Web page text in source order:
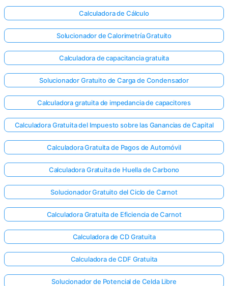
Calculadora de Cálculo
Solucionador de Calorimetría Gratuito
Calculadora de capacitancia gratuita
Solucionador Gratuito de Carga de Condensador
Calculadora gratuita de impedancia de capacitores
Calculadora Gratuita del Impuesto sobre las Ganancias de Capital
Calculadora Gratuita de Pagos de Automóvil
Calculadora Gratuita de Huella de Carbono
Solucionador Gratuito del Ciclo de Carnot
Calculadora Gratuita de Eficiencia de Carnot
Calculadora de CD Gratuita
Calculadora de CDF Gratuita
Solucionador de Potencial de Celda Libre